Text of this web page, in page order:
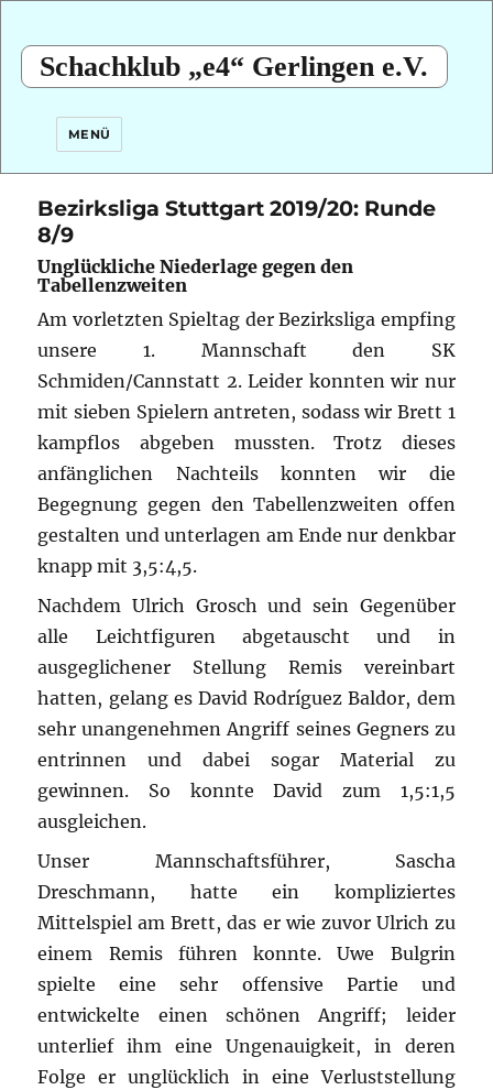
Schachklub „e4“ Gerlingen e.V.
MENÜ
Bezirksliga Stuttgart 2019/20: Runde
8/9
Unglückliche Niederlage gegen den
Tabellenzweiten
Am vorletzten Spieltag der Bezirksliga empfing
unsere 1. Mannschaft den SK
Schmiden/Cannstatt 2. Leider konnten wir nur
mit sieben Spielern antreten, sodass wir Brett 1
kampflos abgeben mussten. Trotz dieses
anfänglichen Nachteils konnten wir die
Begegnung gegen den Tabellenzweiten offen
gestalten und unterlagen am Ende nur denkbar
knapp mit 3,5:4,5.
Nachdem Ulrich Grosch und sein Gegenüber
alle Leichtfiguren abgetauscht und in
ausgeglichener Stellung Remis vereinbart
hatten, gelang es David Rodríguez Baldor, dem
sehr unangenehmen Angriff seines Gegners zu
entrinnen und dabei sogar Material zu
gewinnen. So konnte David zum 1,5:1,5
ausgleichen.
Unser Mannschaftsführer, Sascha
Dreschmann, hatte ein kompliziertes
Mittelspiel am Brett, das er wie zuvor Ulrich zu
einem Remis führen konnte. Uwe Bulgrin
spielte eine sehr offensive Partie und
entwickelte einen schönen Angriff; leider
unterlief ihm eine Ungenauigkeit, in deren
Folge er unglücklich in eine Verluststellung